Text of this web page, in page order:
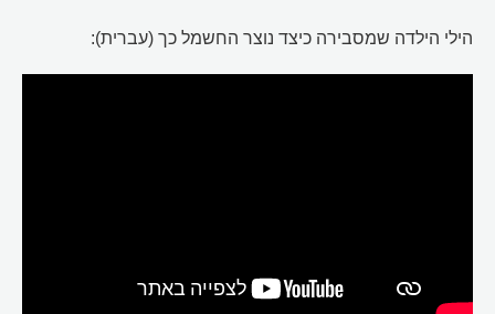
הילי הילדה שמסבירה כיצד נוצר החשמל כך (עברית):